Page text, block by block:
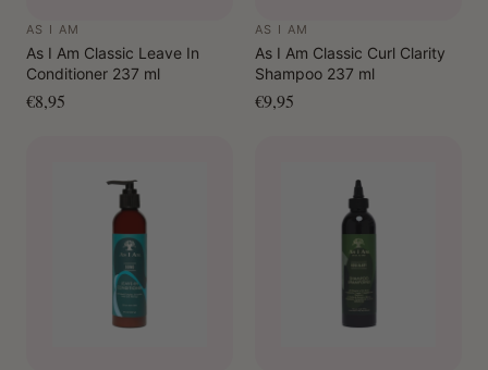
AS I AM
As I Am Classic Leave In
Conditioner 237 ml
€8,95
AS I AM
As I Am Classic Curl Clarity
Shampoo 237 ml
€9,95